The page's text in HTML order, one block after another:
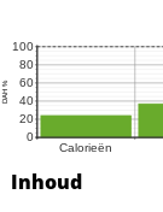
Inhoud